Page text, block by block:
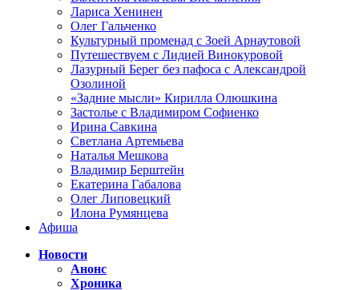
Лариса Хенинен
Олег Гальченко
Культурный променад с Зоей Арнаутовой
Путешествуем с Лидией Винокуровой
Лазурный Берег без пафоса с Александрой
Озолиной
«Задние мысли» Кирилла Олюшкина
Застолье с Владимиром Софиенко
Ирина Савкина
Светлана Артемьева
Наталья Мешкова
Владимир Берштейн
Екатерина Габалова
Олег Липовецкий
Илона Румянцева
Афиша
Новости
Анонс
Хроника